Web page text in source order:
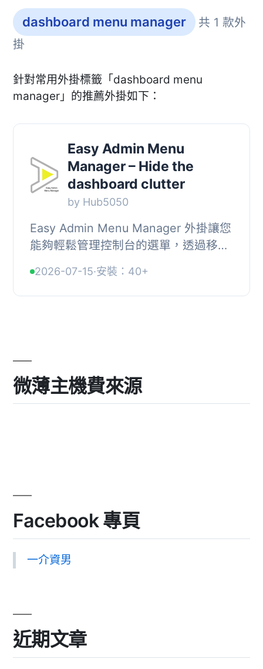
dashboard menu manager
共 1 款外
掛
針對常用外掛標籤「dashboard menu
manager」的推薦外掛如下：
Easy Admin Menu
Manager – Hide the
dashboard clutter
by Hub5050
Easy Admin Menu Manager 外掛讓您
能夠輕鬆管理控制台的選單，透過移除
境，提升效率而不影響任何功能。, ,
【主要功能】 ,...
2026-07-15·安裝：40+
微薄主機費來源
Facebook 專頁
一介資男
近期文章